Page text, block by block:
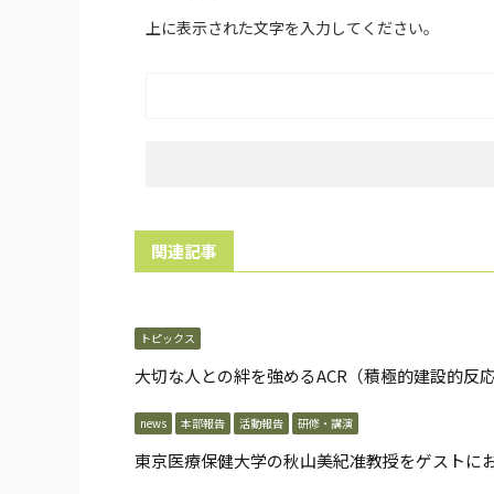
上に表示された文字を入力してください。
関連記事
トピックス
大切な人との絆を強めるACR（積極的建設的反応
news 本部報告 活動報告 研修・講演
東京医療保健大学の秋山美紀准教授をゲストに